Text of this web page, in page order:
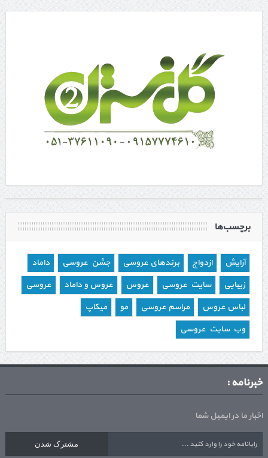
برچسب‌ها
آرایش ازدواج برندهای عروسی جشن عروسی
داماد
زیبایی
سایت عروسی عروس عروس و داماد
عروسی
لباس عروس
مراسم عروسی مو
میکاپ
وب سایت عروسی
خبرنامه :
اخبار ما در ایمیل شما
مشترک شدن